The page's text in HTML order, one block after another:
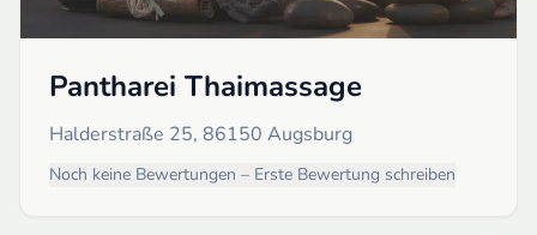
Pantharei Thaimassage
Halderstraße 25, 86150 Augsburg
Noch keine Bewertungen – Erste Bewertung schreiben